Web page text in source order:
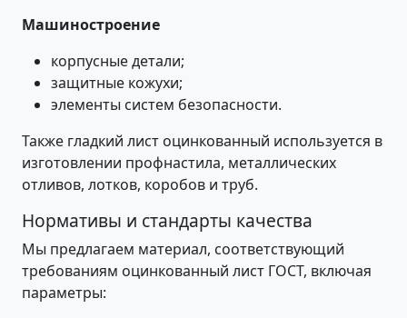
Машиностроение
корпусные детали;
защитные кожухи;
элементы систем безопасности.
Также гладкий лист оцинкованный используется в
изготовлении профнастила, металлических
отливов, лотков, коробов и труб.
Нормативы и стандарты качества
Мы предлагаем материал, соответствующий
требованиям оцинкованный лист ГОСТ, включая
параметры: